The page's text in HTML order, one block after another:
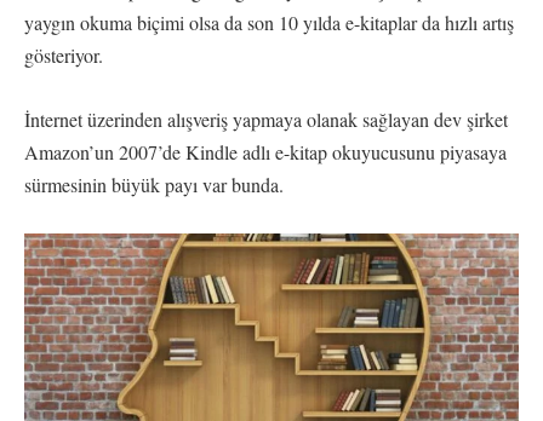
yaygın okuma biçimi olsa da son 10 yılda e-kitaplar da hızlı artış
gösteriyor.
İnternet üzerinden alışveriş yapmaya olanak sağlayan dev şirket
Amazon’un 2007’de Kindle adlı e-kitap okuyucusunu piyasaya
sürmesinin büyük payı var bunda.